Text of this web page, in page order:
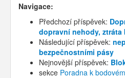
Navigace:
Předchozí příspěvek:
dopravní nehody,
Následující příspěvek:
bezpečnostními pásy
Nejnovější příspěvek:
sekce Poradna k